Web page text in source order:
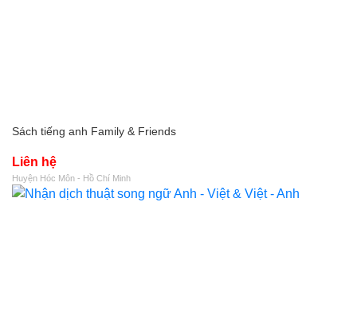
Sách tiếng anh Family & Friends
Liên hệ
Huyện Hóc Môn - Hồ Chí Minh